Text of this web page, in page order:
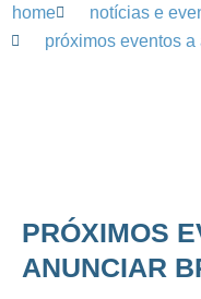
home
notícias e
próximos eventos
PRÓXIMOS
ANUNCIAR